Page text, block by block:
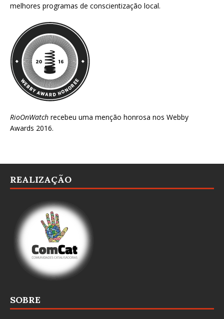
melhores programas de conscientização local.
RioOnWatch recebeu uma menção honrosa nos Webby
Awards 2016.
REALIZAÇÃO
SOBRE